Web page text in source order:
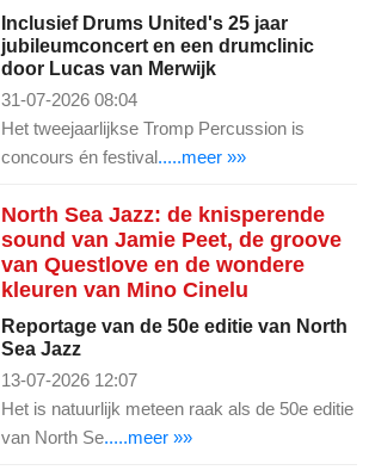
Inclusief Drums United's 25 jaar
jubileumconcert en een drumclinic
door Lucas van Merwijk
31-07-2026 08:04
Het tweejaarlijkse Tromp Percussion is
concours én festival.....meer »»
North Sea Jazz: de knisperende
sound van Jamie Peet, de groove
van Questlove en de wondere
kleuren van Mino Cinelu
Reportage van de 50e editie van North
Sea Jazz
13-07-2026 12:07
Het is natuurlijk meteen raak als de 50e editie
van North Se.....meer »»